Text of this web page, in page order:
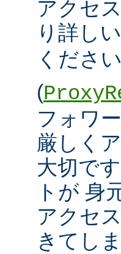
アクセ
り詳し
ください
(
フォワ
厳しく
大切で
トが 身
アクセ
きてし